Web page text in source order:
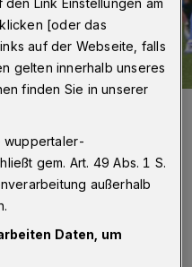
Stammplatz sicher haben.
Link Einstellungen am
[oder das
auf der Webseite, falls
gelten innerhalb unseres
finden Sie in unserer
wuppertaler-
gem. Art. 49 Abs. 1 S.
außerhalb
Daten, um